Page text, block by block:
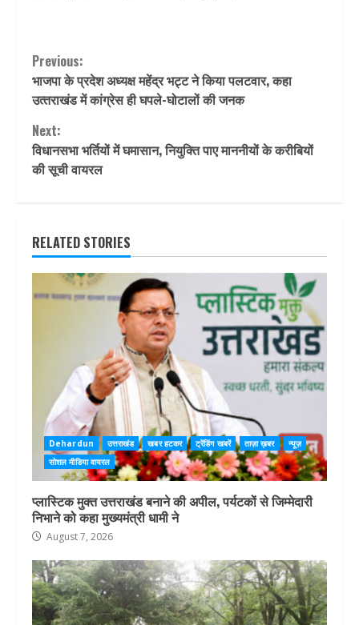
Continue
Reading
Previous:
भाजपा के प्रदेश अध्यक्ष महेंद्र भट्ट ने किया पलटवार, कहा
उत्‍तराखंड में कांग्रेस ही घपले-घोटालों की जनक
Next:
विधानसभा भर्तियों में घमासान, नियुक्ति पाए माननीयों के करीबियों
की सूची वायरल
RELATED STORIES
Dehardun उत्तराखंड खबर हटकर ट्रेंडिंग खबरें ताज़ा ख़बर
न्यूज़
सोशल मीडिया वायरल
प्लास्टिक मुक्त उत्तराखंड बनाने की अपील, पर्यटकों से जिम्मेदारी
निभाने को कहा मुख्यमंत्री धामी ने
August 7, 2026